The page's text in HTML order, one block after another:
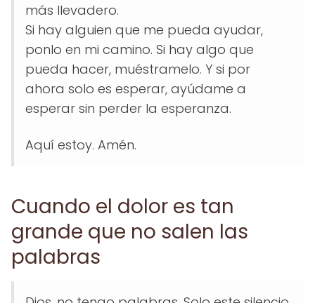
más llevadero.
Si hay alguien que me pueda ayudar,
ponlo en mi camino. Si hay algo que
pueda hacer, muéstramelo. Y si por
ahora solo es esperar, ayúdame a
esperar sin perder la esperanza.
Aquí estoy. Amén.
Cuando el dolor es tan
grande que no salen las
palabras